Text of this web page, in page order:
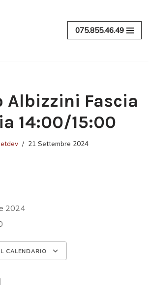
075.855.46.49
Albizzini Fascia
14:00/15:00
21 Settembre 2024
2024
CALENDARIO